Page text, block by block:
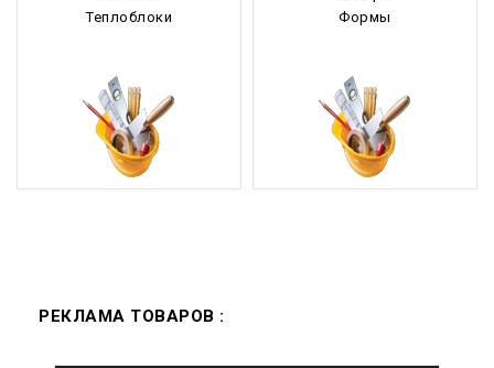
Теплоблоки
Формы
РЕКЛАМА ТОВАРОВ :